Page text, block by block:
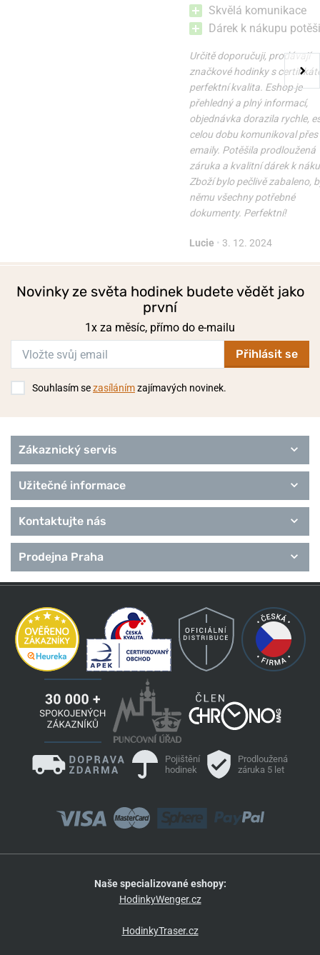
Skvělá komunikace
Dárek k nákupu
Určitě doporučuji, prodávají
značkové hodinky s
perfektní kvalita. Eshop je
přehledný a plný informací,
objednávka dorazila rychle,
celou dobu komunikoval přes
emaily. Potěšila prodloužená
záruka a kvalitní dárek k
Zboží bylo pečlivě zabaleno,
němu všechny potřebné
dokumenty. Perfektní!
Lucie • 3. 12. 2024
Novinky ze světa hodinek budete vědět jako
první
1x za měsíc, přímo do e-mailu
Přihlásit se
Souhlasím sezasílánímzajímavých novinek.
Zákaznický servis
Užitečné informace
Kontaktujte nás
Prodejna Praha
Pojištění
hodinek
Prodloužená
záruka 5 let
Naše specializované eshopy:
HodinkyWenger.cz
HodinkyTraser.cz